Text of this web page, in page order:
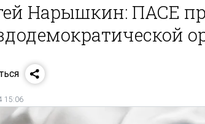
Нарышкин: ПАСЕ
15:06